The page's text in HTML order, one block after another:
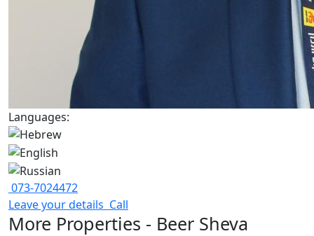
Languages:
073-7024472
Leave your details Call
More Properties - Beer Sheva